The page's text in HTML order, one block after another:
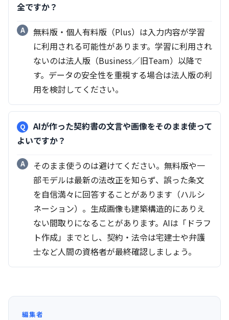
全ですか？
無料版・個人有料版（Plus）は入力内容が学習
に利用される可能性があります。学習に利用され
ないのは法人版（Business／旧Team）以降で
す。データの安全性を重視する場合は法人版の利
用を検討してください。
AIが作った契約書の文言や画像をそのまま使って
よいですか？
そのまま使うのは避けてください。無料版や一
部モデルは最新の法改正を知らず、誤った条文
を自信満々に回答することがあります（ハルシ
ネーション）。生成画像も建築構造的にありえ
ない間取りになることがあります。AIは「ドラフ
ト作成」までとし、契約・法令は宅建士や弁護
士など人間の資格者が最終確認しましょう。
編集者